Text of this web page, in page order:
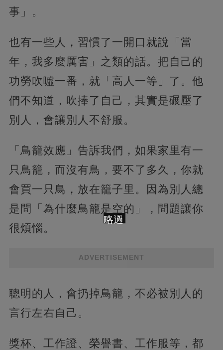
事」。
也有一些人，習慣了一開口就說「當
年，我多麼厲害」之類的話。把自己的
功勞吹噓一番，就「高人一等」了。他
們不知道，吹捧了自己，其實是碾壓了
別人，會讓別人不舒服。
「鳥籠效應」告訴我們，如果家里有一
只鳥籠，而沒有鳥，要不了多久，你就
會買一只鳥，放在籠子里。因為別人總
是問「為什麼鳥籠是空的」，問題讓你
很煩惱。
ADVERTISEMENT
聰明的人，會扔掉鳥籠，不必被別人的
言行左右自己。
獎杯、工作證、榮譽書、工作服等，都
略過